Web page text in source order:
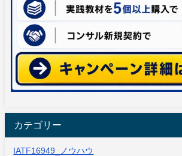
カテゴリー
IATF16949_ノウハウ